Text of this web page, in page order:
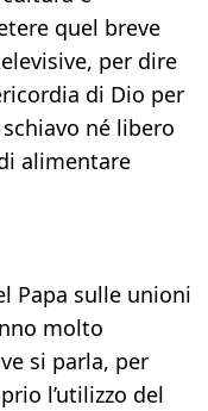
quel breve
per dire
di Dio per
né libero
alimentare
Papa sulle unioni
molto
si parla, per
l’utilizzo del